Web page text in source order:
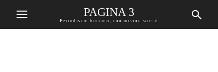
PAGINA 3
Periodismo humano, con mision social